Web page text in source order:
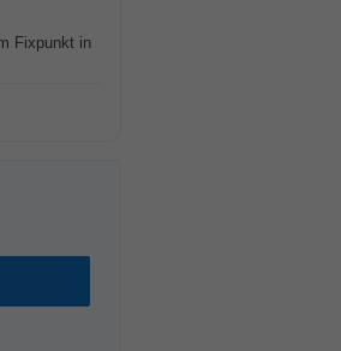
Fixpunkt in